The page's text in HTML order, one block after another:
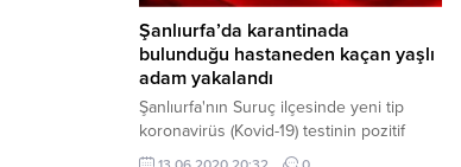
Şanlıurfa’da karantinada
bulunduğu hastaneden kaçan yaşlı
adam yakalandı
Şanlıurfa'nın Suruç ilçesinde yeni tip
koronavirüs (Kovid-19) testinin pozitif
çıkması nedeniyle karantinada